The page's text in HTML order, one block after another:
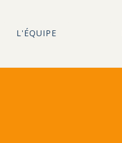
L'ÉQUIPE